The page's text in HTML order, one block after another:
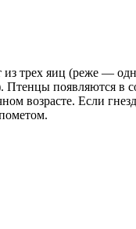
трех яиц (реже —
появляются в
возрасте. Если